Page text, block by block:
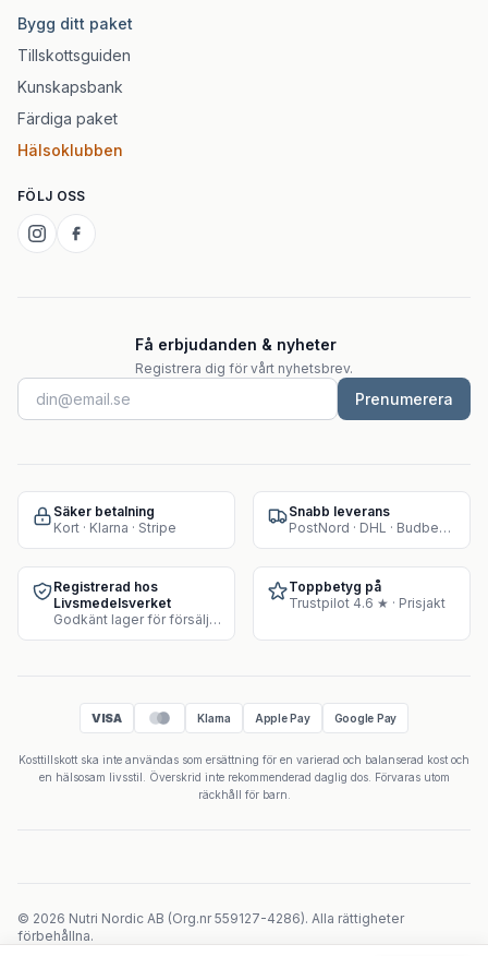
Bygg ditt paket
Tillskottsguiden
Kunskapsbank
Färdiga paket
Hälsoklubben
FÖLJ OSS
Få erbjudanden & nyheter
Registrera dig för vårt nyhetsbrev.
Prenumerera
Säker betalning
Kort · Klarna · Stripe
Snabb leverans
PostNord · DHL · Budbee · Instabox
Registrerad hos
Livsmedelsverket
Godkänt lager för försäljning av kosttillskott
Toppbetyg på
Trustpilot 4.6 ★ · Prisjakt
VISA Klarna Apple Pay Google Pay
Kosttillskott ska inte användas som ersättning för en varierad och balanserad kost och
en hälsosam livsstil. Överskrid inte rekommenderad daglig dos. Förvaras utom
räckhåll för barn.
© 2026 Nutri Nordic AB (Org.nr 559127-4286). Alla rättigheter
förbehållna.